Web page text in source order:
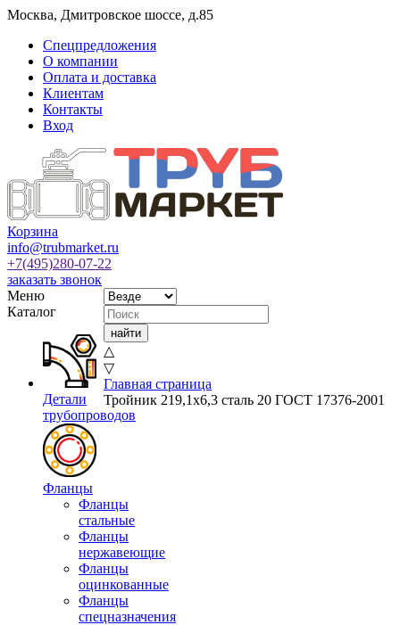
Москва, Дмитровское шоссе, д.85
Спецпредложения
О компании
Оплата и доставка
Клиентам
Контакты
Вход
Корзина
info@trubmarket.ru
+7(495)280-07-22
заказать звонок
Меню
Каталог
Детали
трубопроводов
Фланцы
Фланцы
стальные
Фланцы
нержавеющие
Фланцы
оцинкованные
Фланцы
спецназначения
△
▽
Главная страница
Тройник 219,1х6,3 сталь 20 ГОСТ 17376-2001